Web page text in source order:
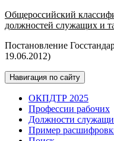
Общероссийский
должностей служащих и
Постановление
19.06.2012)
Навигация по сайту
ОКПДТР 2025
Профессии рабочих
Должности
Пример